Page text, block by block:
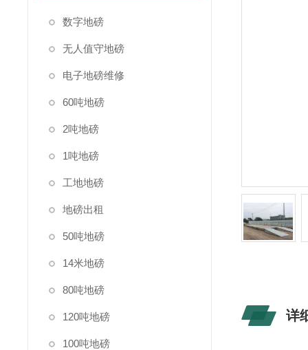
数字地磅
无人值守地磅
电子地磅维修
60吨地磅
2吨地磅
1吨地磅
工地地磅
地磅出租
50吨地磅
14米地磅
80吨地磅
120吨地磅
100吨地磅
详